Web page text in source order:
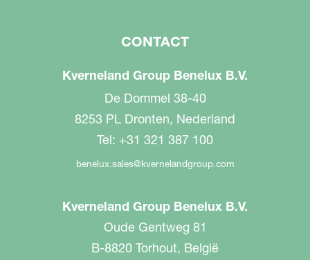
CONTACT
Kverneland Group Benelux B.V.
De Dommel 38-40
8253 PL Dronten, Nederland
Tel: +31 321 387 100
benelux.sales@kvernelandgroup.com
Kverneland Group Benelux B.V.
Oude Gentweg 81
B-8820 Torhout, België